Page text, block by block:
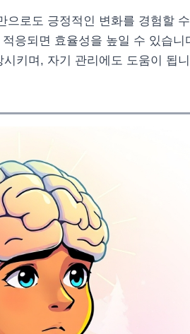
로도 긍정적인 변화를 경험할
응되면 효율성을 높일 수 있습니
키며, 자기 관리에도 도움이 됩